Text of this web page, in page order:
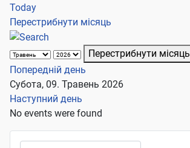
Today
Перестрибнути місяць
Перестрибнути місяць
Попередній день
Субота, 09. Травень 2026
Наступний день
No events were found